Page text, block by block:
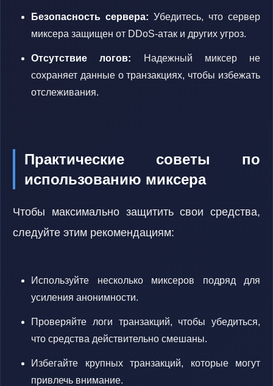
Безопасность сервера: Убедитесь, что сервер
миксера защищен от DDoS-атак и других угроз.
Отсутствие логов: Надежный миксер не
сохраняет данные о транзакциях, чтобы избежать
отслеживания.
Практические советы по
использованию миксера
Чтобы максимально защитить свои средства,
следуйте этим рекомендациям:
Используйте несколько миксеров подряд для
усиления анонимности.
Проверяйте логи транзакций, чтобы убедиться,
что средства действительно смешаны.
Избегайте крупных транзакций, которые могут
привлечь внимание.